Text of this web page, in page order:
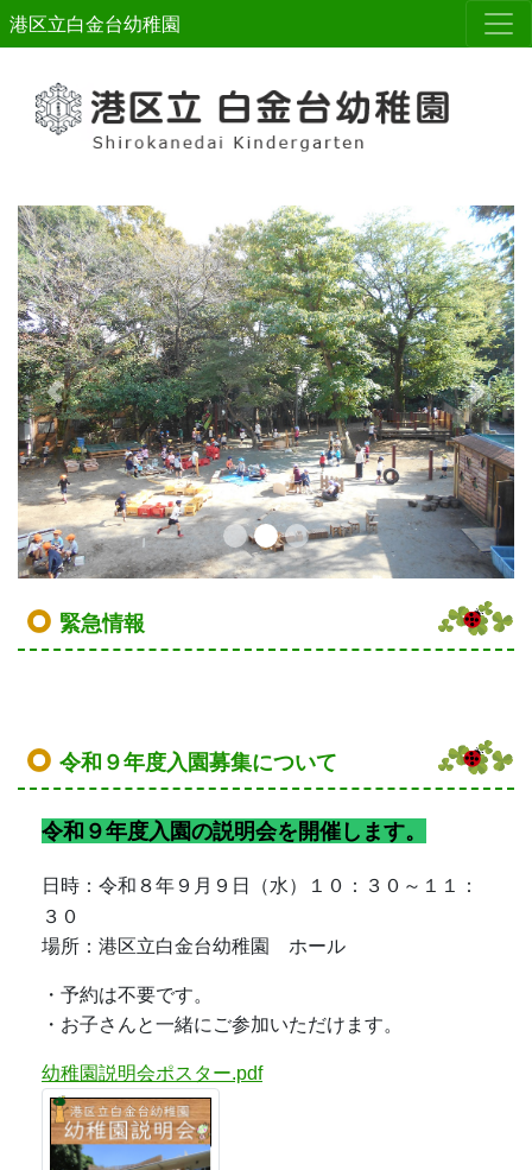
港区立白金台幼稚園
Previous Next
緊急情報
令和９年度入園募集について
令和９年度入園の説明会を開催します。
日時：令和８年９月９日（水）１０：３０～１１：
３０
場所：港区立白金台幼稚園 ホール
・予約は不要です。
・お子さんと一緒にご参加いただけます。
幼稚園説明会ポスター.pdf